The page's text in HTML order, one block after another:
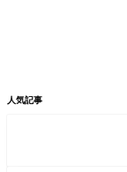
人気記事